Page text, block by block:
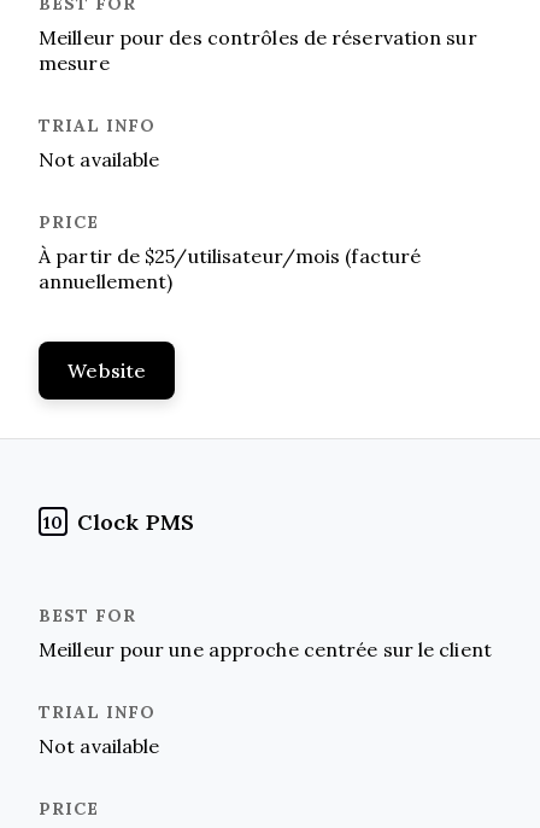
Meilleur pour des contrôles de réservation sur
mesure
Not available
À partir de $25/utilisateur/mois (facturé
annuellement)
Website
10 Clock PMS
Meilleur pour une approche centrée sur le client
Not available